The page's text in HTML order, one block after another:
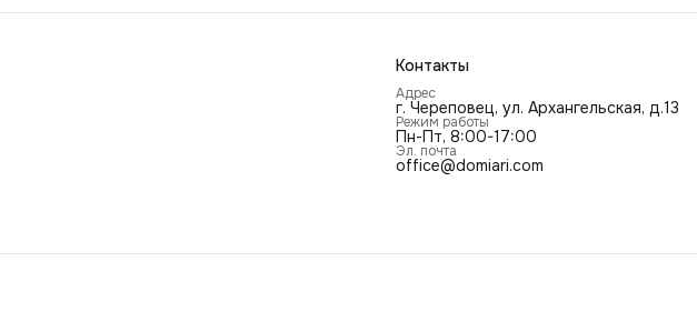
Контакты
Адрес
г. Череповец, ул. Архангельская, д.13
Режим работы
Пн-Пт, 8:00-17:00
Эл. почта
office@domiari.com